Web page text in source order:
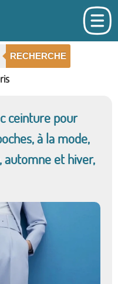
RECHERCHE
ceinture pour
à la mode,
automne et hiver,